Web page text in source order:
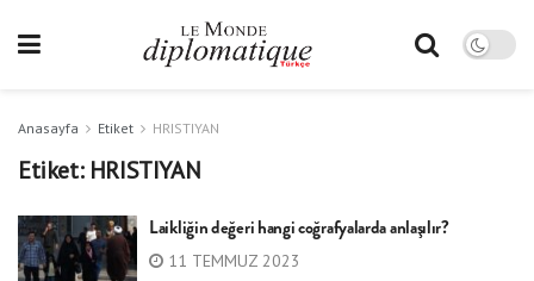
Anasayfa Etiket HRISTIYAN
Etiket: HRISTIYAN
Laikliğin değeri hangi coğrafyalarda anlaşılır?
11 TEMMUZ 2023